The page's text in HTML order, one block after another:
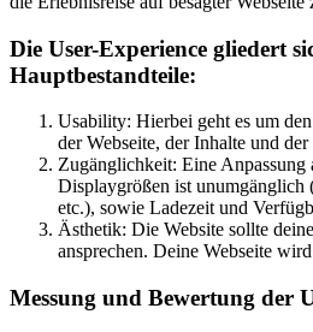
Die User-Experience gliedert
Hauptbestandteile:
Usability: Hierbei geht es um
der Webseite, der Inhalte und
Zugänglichkeit: Eine Anpassung
Displaygrößen ist unumgänglich
etc.), sowie Ladezeit und
Ästhetik: Die Website sollte
ansprechen. Deine Webseite
Messung und Bewertung der